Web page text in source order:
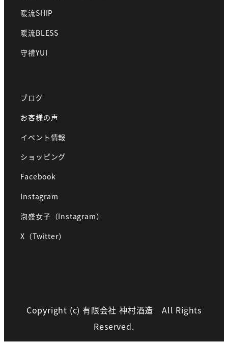
暖流SHIP
暖流BLESS
守禮YUI
ブログ
お客様の声
イベント情報
ショッピング
Facebook
Instagram
泡盛女子（Instagram）
X（Twitter）
Copyright (c) 有限会社 神村酒造 All Rights
Reserved.